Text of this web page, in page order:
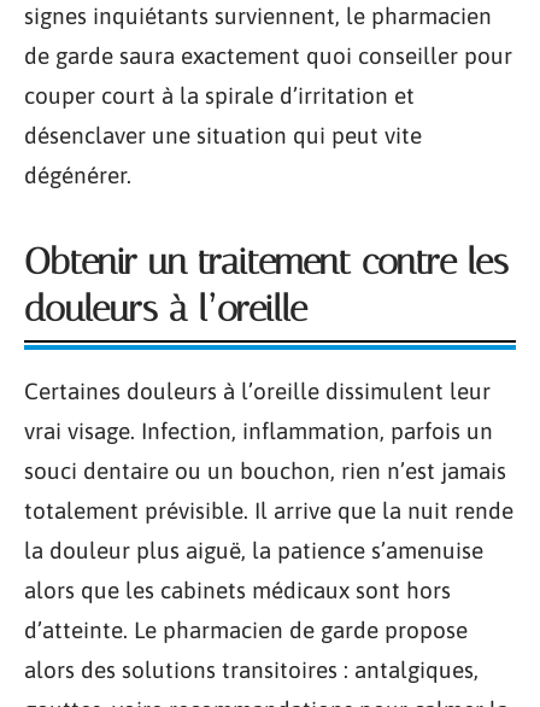
signes inquiétants surviennent, le pharmacien
de garde saura exactement quoi conseiller pour
couper court à la spirale d’irritation et
désenclaver une situation qui peut vite
dégénérer.
Obtenir un traitement contre les
douleurs à l’oreille
Certaines douleurs à l’oreille dissimulent leur
vrai visage. Infection, inflammation, parfois un
souci dentaire ou un bouchon, rien n’est jamais
totalement prévisible. Il arrive que la nuit rende
la douleur plus aiguë, la patience s’amenuise
alors que les cabinets médicaux sont hors
d’atteinte. Le pharmacien de garde propose
alors des solutions transitoires : antalgiques,